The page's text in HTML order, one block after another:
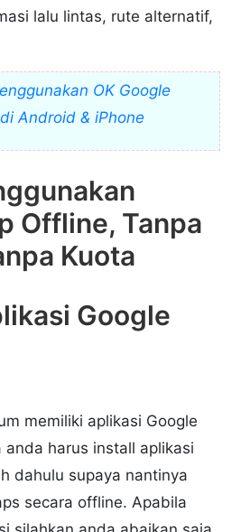
lalu lintas, rute alternatif,
OK Google
Android & iPhone
Offline, Tanpa
Kuota
Google
memiliki aplikasi Google
harus install aplikasi
dahulu supaya nantinya
secara offline. Apabila